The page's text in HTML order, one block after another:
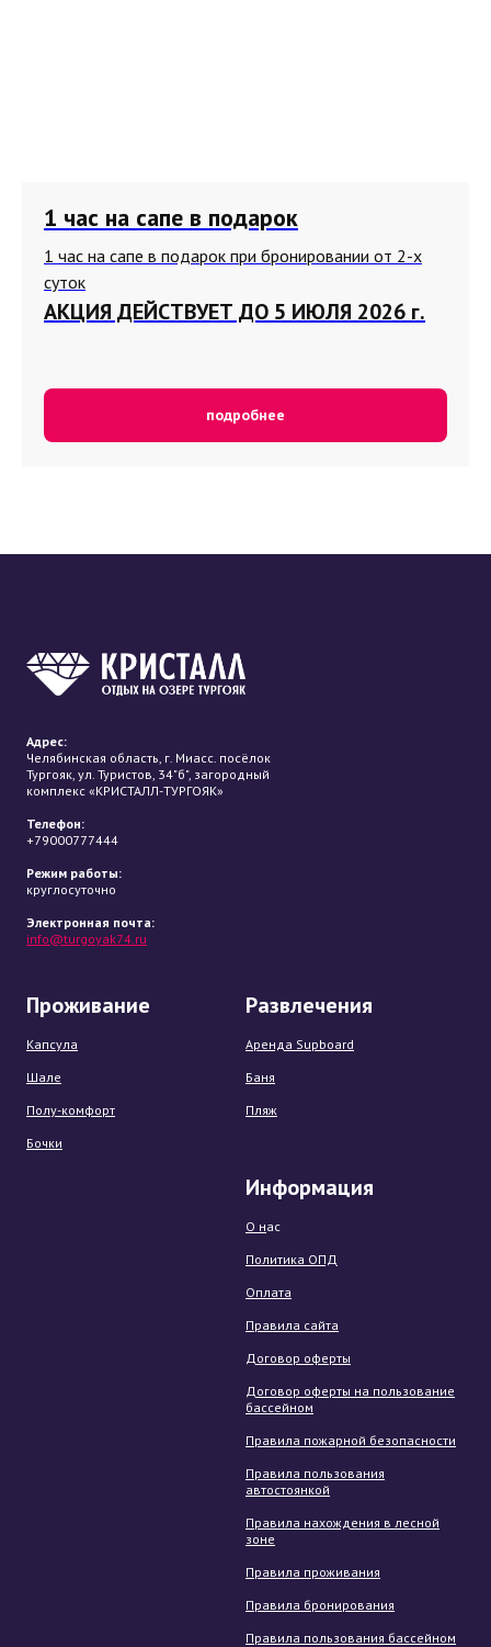
1 час на сапе в подарок
1 час на сапе в подарок при бронировании от 2-х
суток
АКЦИЯ ДЕЙСТВУЕТ ДО 5 ИЮЛЯ 2026 г.
подробнее
Адрес:
Челябинская область, г. Миасс. посёлок
Тургояк, ул. Туристов, 34"б", загородный
комплекс «КРИСТАЛЛ-ТУРГОЯК»
Телефон:
+79000777444
Режим работы:
круглосуточно
Электронная почта:
info@turgoyak74.ru
Проживание
Капсула
Шале
Полу-комфорт
Бочки
Развлечения
Аренда Supboard
Баня
Пляж
Информация
О нас
Политика ОПД
Оплата
Правила сайта
Договор оферты
Договор оферты на пользование
бассейном
Правила пожарной безопасности
Правила пользования
автостоянкой
Правила нахождения в лесной
зоне
Правила проживания
Правила бронирования
Правила пользования бассейном